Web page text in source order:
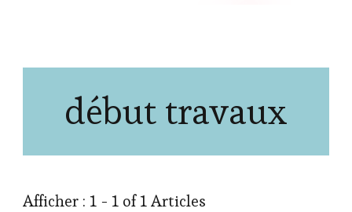
début travaux
Afficher : 1 - 1 of 1 Articles